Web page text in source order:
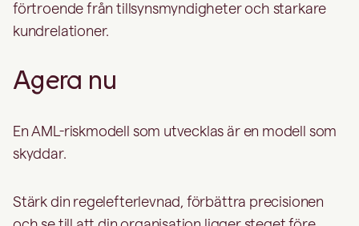
förtroende från tillsynsmyndigheter och starkare
kundrelationer.
Agera nu
En AML-riskmodell som utvecklas är en modell som
skyddar.
Stärk din regelefterlevnad, förbättra precisionen